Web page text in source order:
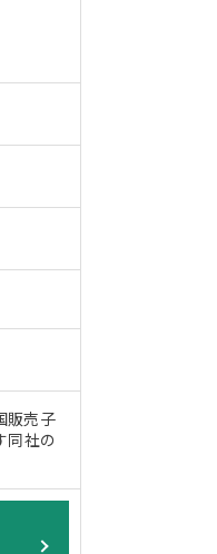
販売子
同社の